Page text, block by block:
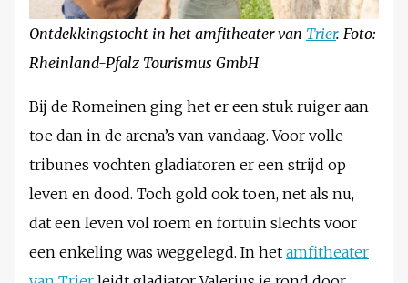
Ontdekkingstocht in het amfitheater van Trier. Foto:
Rheinland-Pfalz Tourismus GmbH
Bij de Romeinen ging het er een stuk ruiger aan
toe dan in de arena’s van vandaag. Voor volle
tribunes vochten gladiatoren er een strijd op
leven en dood. Toch gold ook toen, net als nu,
dat een leven vol roem en fortuin slechts voor
een enkeling was weggelegd. In het amfitheater